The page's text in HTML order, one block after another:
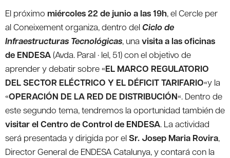
El próximo miércoles 22 de junio a las 19h, el Cercle per
al Coneixement organiza, dentro del Ciclo de
Infraestructuras Tecnológicas, una visita a las oficinas
de ENDESA(Avda. Paral · lel, 51) con el objetivo de
aprender y debatir sobre «EL MARCO REGULATORIO
DEL SECTOR ELÉCTRICO Y EL DÉFICIT TARIFARIO«y la
«OPERACIÓN DE LA RED DE DISTRIBUCIÓN«. Dentro de
este segundo tema, tendremos la oportunidad también de
visitar el Centro de Control de ENDESA. La actividad
será presentada y dirigida por elSr. Josep Maria Rovira,
Director General de ENDESA Catalunya, y contará con la